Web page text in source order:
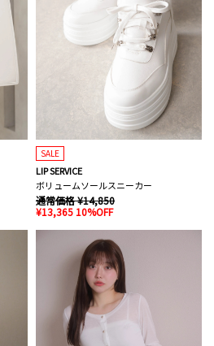
SALE
LIP SERVICE
ボリュームソールスニーカー
通常価格 ¥14,850
¥13,365 10%OFF